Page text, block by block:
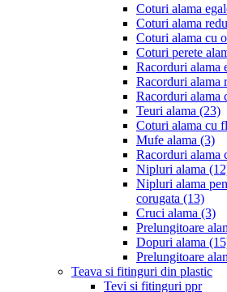
Coturi alama
Coturi alama
Coturi alama cu
Coturi perete
Racorduri alama
Racorduri alama
Racorduri alama
Teuri alama (23)
Coturi alama cu
Mufe alama (3)
Racorduri alama
Nipluri alama
Nipluri alama
corugata (13)
Cruci alama (3)
Prelungitoare
Dopuri alama
Prelungitoare
Teava si fitinguri din plastic
Tevi si fitinguri ppr